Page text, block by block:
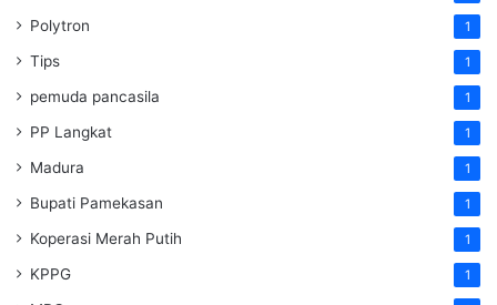
Polytron 1
Tips 1
pemuda pancasila 1
PP Langkat 1
Madura 1
Bupati Pamekasan 1
Koperasi Merah Putih 1
KPPG 1